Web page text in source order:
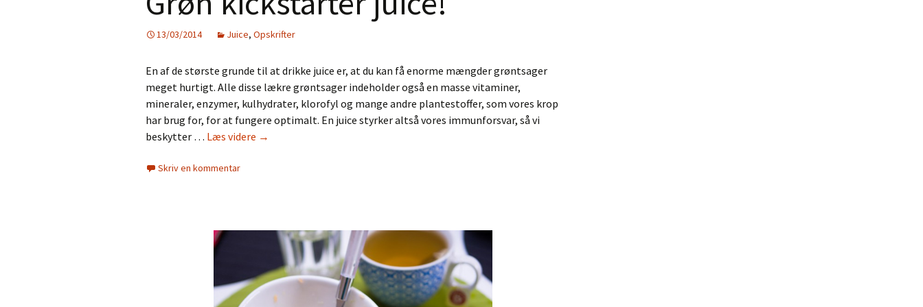
13/03/2014 Juice, Opskrifter
En af de største grunde til at drikke juice er, at du kan få enorme mængder grøntsager
meget hurtigt. Alle disse lækre grøntsager indeholder også en masse vitaminer,
mineraler, enzymer, kulhydrater, klorofyl og mange andre plantestoffer, som vores krop
har brug for, for at fungere optimalt. En juice styrker altså vores immunforsvar, så vi
beskytter … Læs videre Grøn
→
Skriv en kommentar